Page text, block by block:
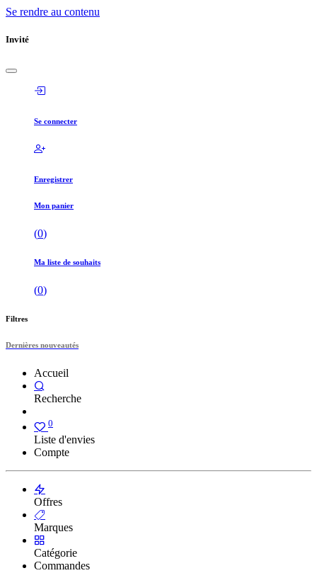
Se rendre au contenu
Invité
Se connecter
Enregistrer
Mon panier
(0)
Ma liste de souhaits
(0)
Filtres
Dernières nouveautés
Accueil
Recherche
0
Liste d'envies
Compte
Offres
Marques
Catégorie
Commandes